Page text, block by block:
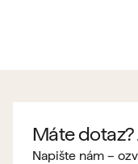
Máte dotaz?
Napište nám –